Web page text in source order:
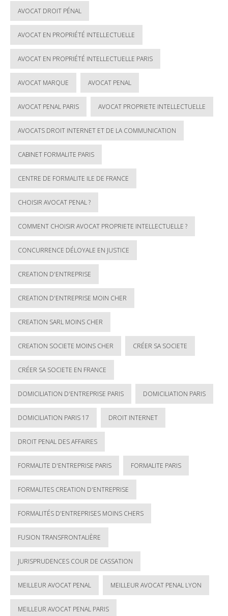
AVOCAT DROIT PÉNAL
AVOCAT EN PROPRIÉTÉ INTELLECTUELLE
AVOCAT EN PROPRIÉTÉ INTELLECTUELLE PARIS
AVOCAT MARQUE AVOCAT PENAL
AVOCAT PENAL PARIS AVOCAT PROPRIETE INTELLECTUELLE
AVOCATS DROIT INTERNET ET DE LA COMMUNICATION
CABINET FORMALITE PARIS
CENTRE DE FORMALITE ILE DE FRANCE
CHOISIR AVOCAT PENAL ?
COMMENT CHOISIR AVOCAT PROPRIETE INTELLECTUELLE ?
CONCURRENCE DÉLOYALE EN JUSTICE
CREATION D'ENTREPRISE
CREATION D'ENTREPRISE MOIN CHER
CREATION SARL MOINS CHER
CREATION SOCIETE MOINS CHER CRÉER SA SOCIETE
CRÉER SA SOCIETE EN FRANCE
DOMICILIATION D'ENTREPRISE PARIS DOMICILIATION PARIS
DOMICILIATION PARIS 17 DROIT INTERNET
DROIT PENAL DES AFFAIRES
FORMALITE D'ENTREPRISE PARIS FORMALITE PARIS
FORMALITES CREATION D'ENTREPRISE
FORMALITÉS D'ENTREPRISES MOINS CHERS
FUSION TRANSFRONTALIÈRE
JURISPRUDENCES COUR DE CASSATION
MEILLEUR AVOCAT PENAL MEILLEUR AVOCAT PENAL LYON
MEILLEUR AVOCAT PENAL PARIS